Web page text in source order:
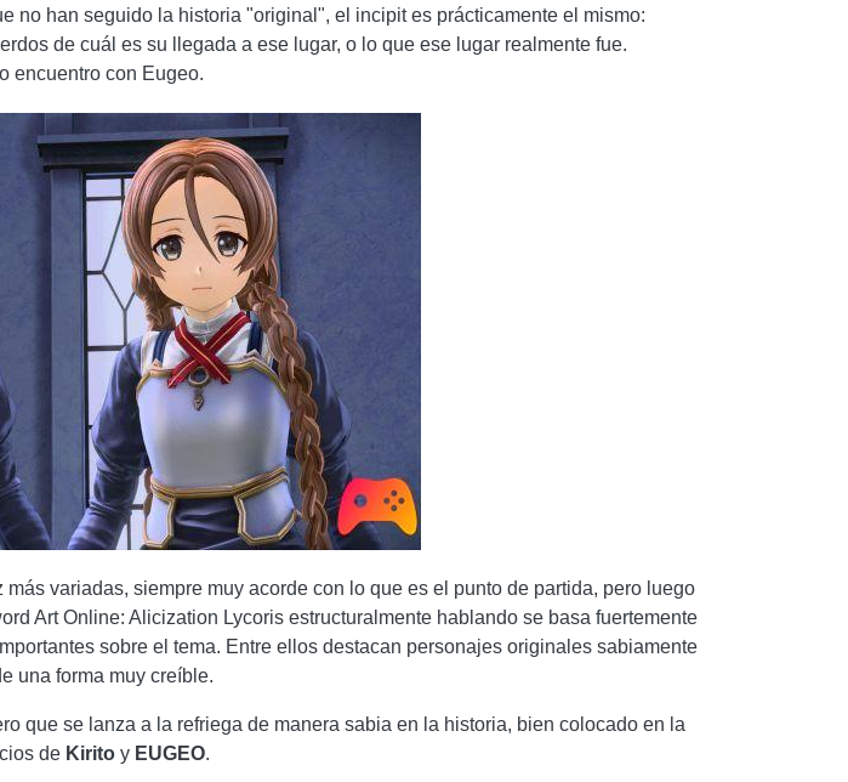
no han seguido la historia "original", el incipit es prácticamente el mismo:
de cuál es su llegada a ese lugar, o lo que ese lugar realmente fue.
encuentro con Eugeo.
variadas, siempre muy acorde con lo que es el punto de partida, pero luego
Art Online: Alicization Lycoris estructuralmente hablando se basa fuertemente
sobre el tema. Entre ellos destacan personajes originales sabiamente
una forma muy creíble.
que se lanza a la refriega de manera sabia en la historia, bien colocado en la
de Kirito y EUGEO.